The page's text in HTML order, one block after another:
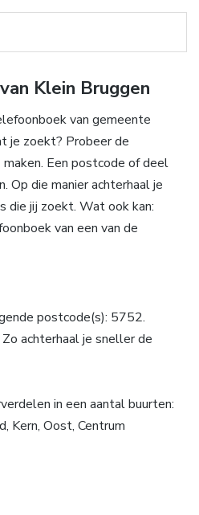
Klein Bruggen
van gemeente
je zoekt? Probeer de
Een postcode of deel
Op die manier achterhaal je
die jij zoekt. Wat ook kan:
van een van de
postcode(s): 5752.
achterhaal je sneller de
in een aantal buurten:
Kern, Oost, Centrum